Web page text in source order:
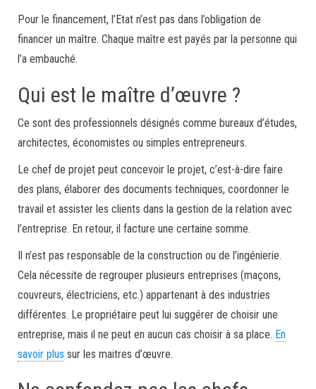
Pour le financement, l’Etat n’est pas dans l’obligation de
financer un maître. Chaque maître est payés par la personne qui
l’a embauché.
Qui est le maître d’œuvre ?
Ce sont des professionnels désignés comme bureaux d’études,
architectes, économistes ou simples entrepreneurs.
Le chef de projet peut concevoir le projet, c’est-à-dire faire
des plans, élaborer des documents techniques, coordonner le
travail et assister les clients dans la gestion de la relation avec
l’entreprise. En retour, il facture une certaine somme.
Il n’est pas responsable de la construction ou de l’ingénierie.
Cela nécessite de regrouper plusieurs entreprises (maçons,
couvreurs, électriciens, etc.) appartenant à des industries
différentes. Le propriétaire peut lui suggérer de choisir une
entreprise, mais il ne peut en aucun cas choisir à sa place. En
savoir plus sur les maitres d’œuvre.